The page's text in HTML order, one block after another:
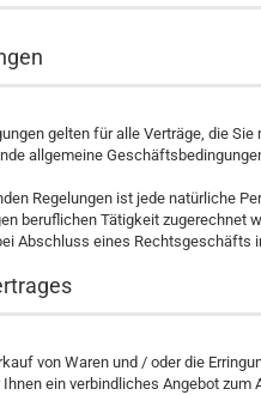
gelten für alle Verträge, die
allgemeine
Regelungen ist jede natürliche
beruflichen Tätigkeit zugerechnet
Abschluss eines Rechtsgeschäfts
von Waren und / oder die
ein verbindliches Angebot